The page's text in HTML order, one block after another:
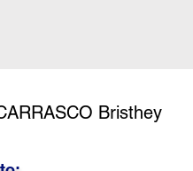
Bristhey